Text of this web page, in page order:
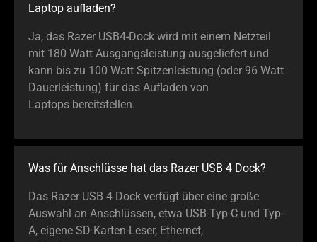
Laptop aufladen?
Ja, das Razer USB4-Dock wird mit einem Netzteil
mit 180 Watt Ausgangsleistung ausgeliefert und
kann bis zu 100 Watt Spitzenleistung (oder 96 Watt
Dauerleistung) für das Aufladen von
Laptops bereitstellen.
Was für Anschlüsse hat das Razer USB 4 Dock?
Das Razer USB 4 Dock verfügt über eine große
Auswahl an Anschlüssen, etwa USB-Typ-C und Typ-
A, eigene SD-Karten-Leser, Ethernet,